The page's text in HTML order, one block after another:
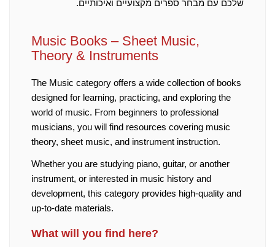
שלכם עם מבחר ספרים מקצועיים ואיכותיים.
Music Books – Sheet Music,
Theory & Instruments
The Music category offers a wide collection of books
designed for learning, practicing, and exploring the
world of music. From beginners to professional
musicians, you will find resources covering music
theory, sheet music, and instrument instruction.
Whether you are studying piano, guitar, or another
instrument, or interested in music history and
development, this category provides high-quality and
up-to-date materials.
What will you find here?